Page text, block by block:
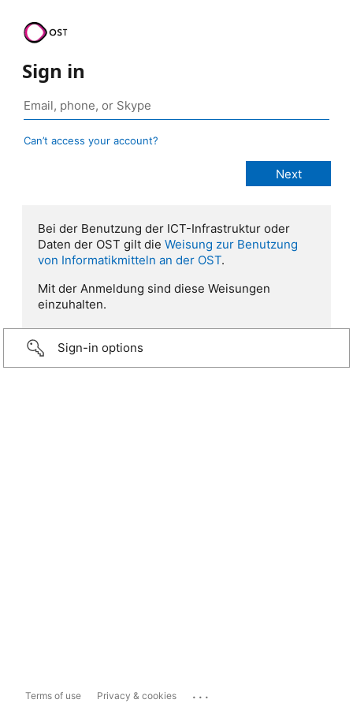
Sign in
Can’t access your account?
Bei der Benutzung der ICT-Infrastruktur oder
Daten der OST gilt die Weisung zur Benutzung
von Informatikmitteln an der OST.
Mit der Anmeldung sind diese Weisungen
einzuhalten.
Sign-in options
Terms of use Privacy & cookies ...